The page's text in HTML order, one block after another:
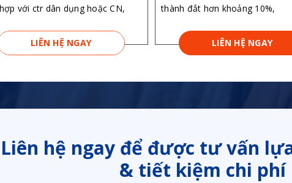
LIÊN HỆ NGAY
với ctr dân dụng hoặc CN,
LIÊN HỆ NGAY
thành đắt hơn khoảng 10%,
Liên hệ ngay để được tư vấn
& tiết kiệm chi phí